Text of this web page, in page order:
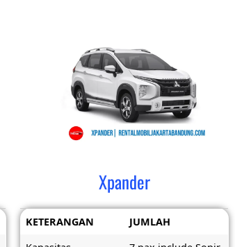
Xpander
KETERANGAN
JUMLAH